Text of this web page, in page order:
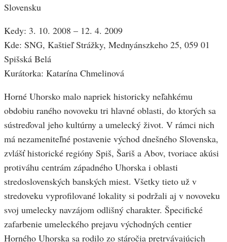
Slovensku
Kedy: 3. 10. 2008 – 12. 4. 2009
Kde: SNG, Kaštieľ Strážky, Mednyánszkeho 25, 059 01
Spišská Belá
Kurátorka: Katarína Chmelinová
Horné Uhorsko malo napriek historicky neľahkému
obdobiu raného novoveku tri hlavné oblasti, do ktorých sa
sústreďoval jeho kultúrny a umelecký život. V rámci nich
má nezameniteľné postavenie východ dnešného Slovenska,
zvlášť historické regióny Spiš, Šariš a Abov, tvoriace akúsi
protiváhu centrám západného Uhorska i oblasti
stredoslovenských banských miest. Všetky tieto už v
stredoveku vyprofilované lokality si podržali aj v novoveku
svoj umelecky navzájom odlišný charakter. Špecifické
zafarbenie umeleckého prejavu východných centier
Horného Uhorska sa rodilo zo stáročia pretrvávajúcich